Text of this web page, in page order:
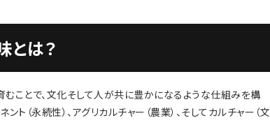
とは？
ことで、文化そして人が共に豊かになるような仕組みを構
ト（永続性）、アグリカルチャー（農業）、そしてカルチャー（文